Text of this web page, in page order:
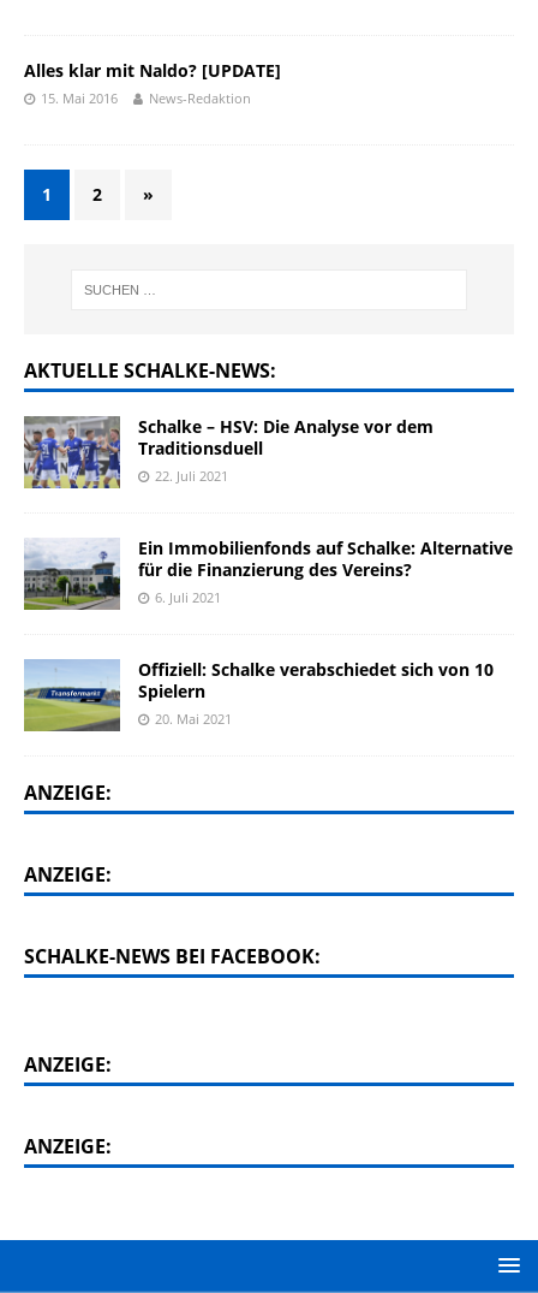
Alles klar mit Naldo? [UPDATE]
15. Mai 2016 News-Redaktion
1 2 »
AKTUELLE SCHALKE-NEWS:
Schalke – HSV: Die Analyse vor dem
Traditionsduell
22. Juli 2021
Ein Immobilienfonds auf Schalke: Alternative
für die Finanzierung des Vereins?
6. Juli 2021
Offiziell: Schalke verabschiedet sich von 10
Spielern
20. Mai 2021
ANZEIGE:
ANZEIGE:
SCHALKE-NEWS BEI FACEBOOK:
ANZEIGE:
ANZEIGE: